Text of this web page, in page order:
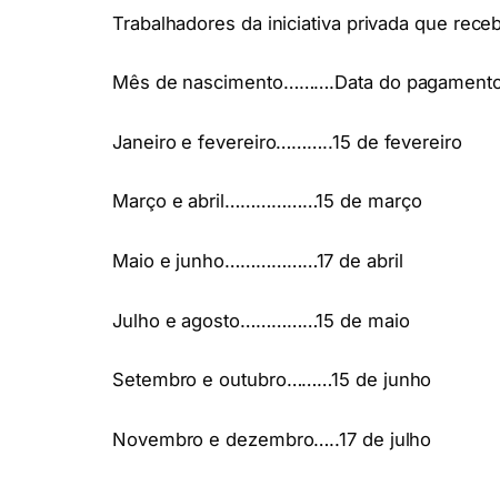
Trabalhadores da iniciativa privada que
Mês de nascimento……….Data do
Janeiro e fevereiro………..15 de fevereiro
Março e abril………………15 de março
Maio e junho………………17 de abril
Julho e agosto……………15 de maio
Setembro e outubro………15 de junho
Novembro e dezembro…..17 de julho